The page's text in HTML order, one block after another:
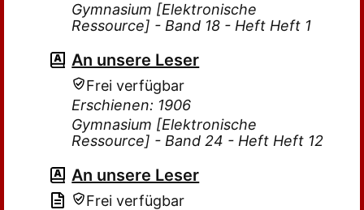
Gymnasium [Elektronische
Ressource] - Band 18 - Heft Heft 1
An unsere Leser
Frei verfügbar
Erschienen: 1906
Gymnasium [Elektronische
Ressource] - Band 24 - Heft Heft 12
An unsere Leser
Frei verfügbar